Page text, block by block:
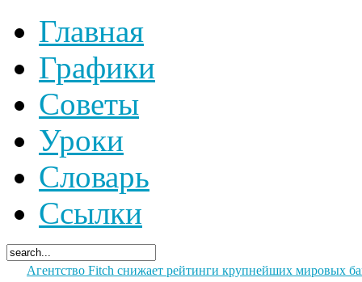
Главная
Графики
Советы
Уроки
Словарь
Ссылки
Агентство Fitch cнижает рейтинги крупнейших мировых